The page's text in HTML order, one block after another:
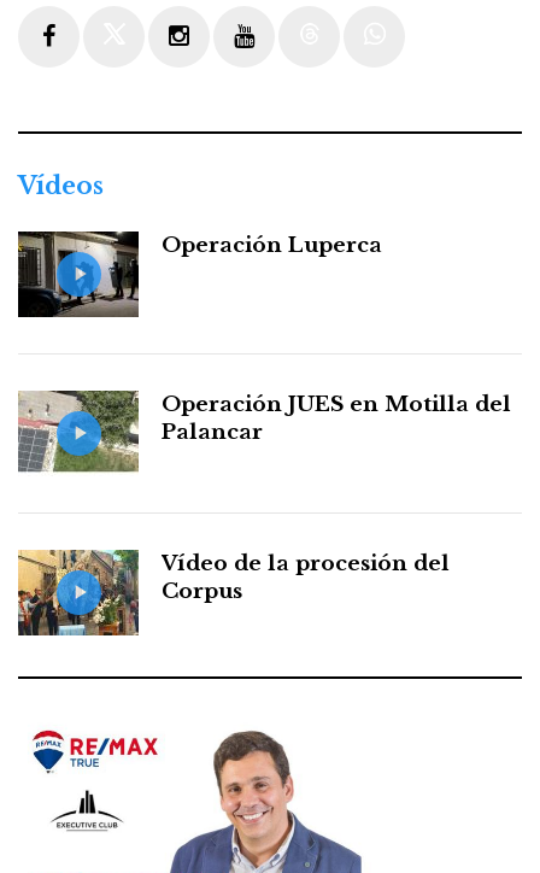
Vídeos
Operación Luperca
Operación JUES en Motilla del
Palancar
Vídeo de la procesión del
Corpus